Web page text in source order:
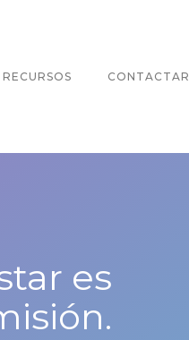
RECURSOS CONTACTAR
es